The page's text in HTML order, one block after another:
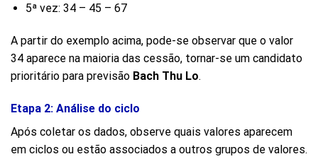
5ª vez: 34 – 45 – 67
A partir do exemplo acima, pode-se observar que o valor
34 aparece na maioria das cessão, tornar-se um candidato
prioritário para previsão Bach Thu Lo.
Etapa 2: Análise do ciclo
Após coletar os dados, observe quais valores aparecem
em ciclos ou estão associados a outros grupos de valores.